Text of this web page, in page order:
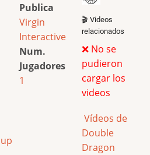
Publica
Virgin
Interactive
Num.
Jugadores
1
🎬 Videos
relacionados
❌ No se
pudieron
cargar los
videos
Vídeos de
Double
Dragon